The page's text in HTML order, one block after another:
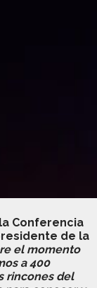
Conferencia
de la
el momento
a 400
rincones del